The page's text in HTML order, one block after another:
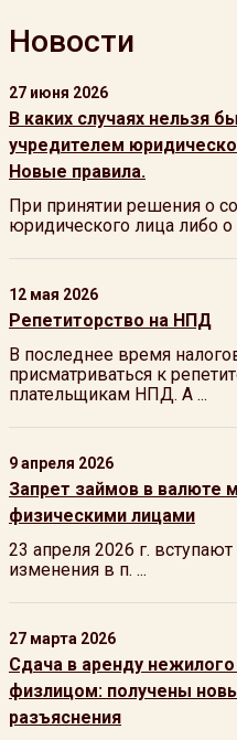
Новости
27 июня 2026
В каких случаях нельзя
учредителем
Новые правила.
При принятии решения о
юридического лица либо о
12 мая 2026
Репетиторство на НПД
В последнее время
присматриваться к
плательщикам НПД. А ...
9 апреля 2026
Запрет займов в валюте
физическими лицами
23 апреля 2026 г.
изменения в п. ...
27 марта 2026
Сдача в аренду
физлицом: получены
разъяснения